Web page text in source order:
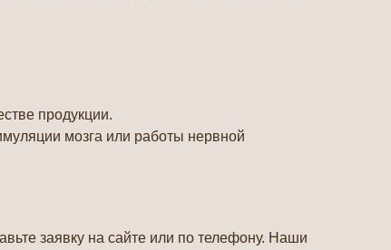
продукции.
мозга или работы нервной
заявку на сайте или по телефону. Наши